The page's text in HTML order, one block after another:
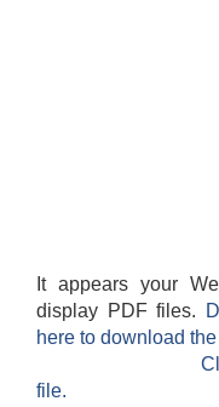
It appears your
display PDF files.
here to download
file.